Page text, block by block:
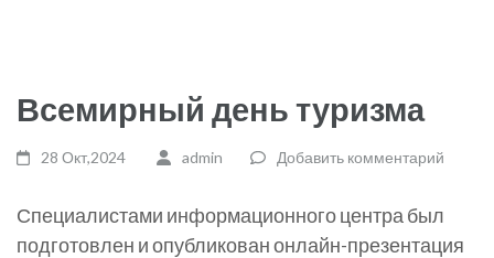
Всемирный день туризма
28 Окт,2024 admin Добавить комментарий
Специалистами информационного центра был
подготовлен и опубликован онлайн-презентация